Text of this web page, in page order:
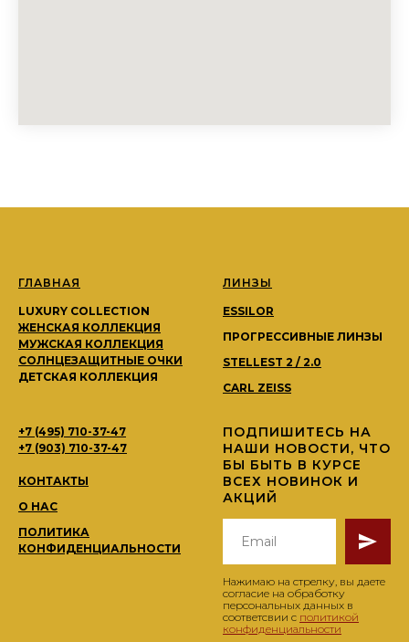
ГЛАВНАЯ
LUXURY COLLECTION
ЖЕНСКАЯ КОЛЛЕКЦИЯ
МУЖСКАЯ КОЛЛЕКЦИЯ
СОЛНЦЕЗАЩИТНЫЕ ОЧКИ
ДЕТСКАЯ КОЛЛЕКЦИЯ
ЛИНЗЫ
ESSILOR
ПРОГРЕССИВНЫЕ ЛИНЗЫ
STELLEST 2 / 2.0
CARL ZEISS
+7 (495) 710-37-47
+7 (903) 710-37-47
КОНТАКТЫ
О НАС
ПОЛИТИКА
КОНФИДЕНЦИАЛЬНОСТИ
ПОДПИШИТЕСЬ НА
НАШИ НОВОСТИ, ЧТО
БЫ БЫТЬ В КУРСЕ
ВСЕХ НОВИНОК И
АКЦИЙ
Нажимаю на стрелку, вы даете
согласие на обработку
персональных данных в
соответсвии с политикой
конфиденциальности